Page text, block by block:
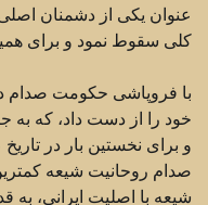
کلی سقوط نمود و برای
با فروپاشی حکومت صدام
خود را از دست داد، که
و برای نخستین بار در
صدام روحانیت شیعه
شیعه با اصلیت ایرانی،